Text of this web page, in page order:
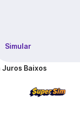
Simular
Baixos